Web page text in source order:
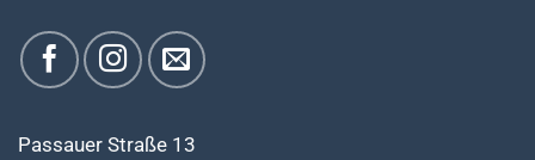
Passauer Straße 13